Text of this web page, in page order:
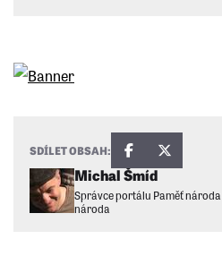
Michal Šmíd
Správce portálu Paměť
národa
SDÍLET OBSAH: